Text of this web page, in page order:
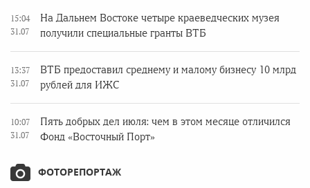
15:04
31.07
На Дальнем Востоке четыре краеведческих музея
получили специальные гранты ВТБ
13:37
31.07
ВТБ предоставил среднему и малому бизнесу 10 млрд
рублей для ИЖС
10:07
31.07
Пять добрых дел июля: чем в этом месяце отличился
Фонд «Восточный Порт»
ФОТОРЕПОРТАЖ